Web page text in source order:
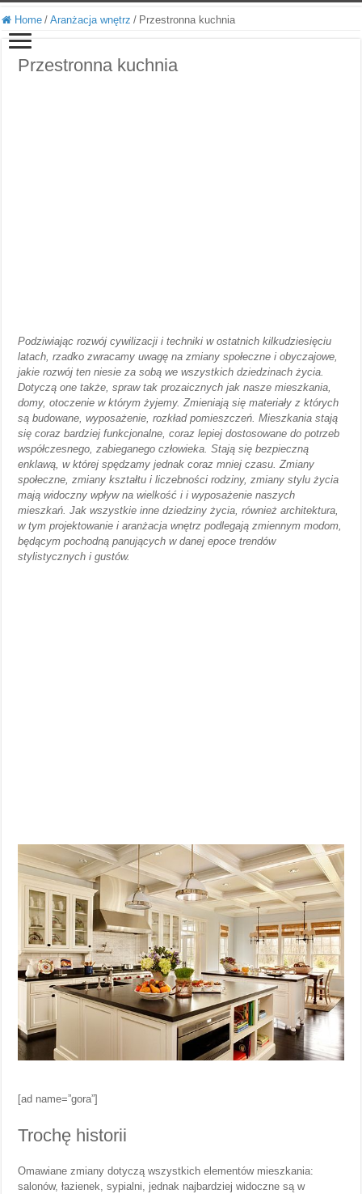
Home / Aranżacja wnętrz / Przestronna kuchnia
Przestronna kuchnia
Podziwiając rozwój cywilizacji i techniki w ostatnich kilkudziesięciu
latach, rzadko zwracamy uwagę na zmiany społeczne i obyczajowe,
jakie rozwój ten niesie za sobą we wszystkich dziedzinach życia.
Dotyczą one także, spraw tak prozaicznych jak nasze mieszkania,
domy, otoczenie w którym żyjemy. Zmieniają się materiały z których
są budowane, wyposażenie, rozkład pomieszczeń. Mieszkania stają
się coraz bardziej funkcjonalne, coraz lepiej dostosowane do potrzeb
współczesnego, zabieganego człowieka. Stają się bezpieczną
enklawą, w której spędzamy jednak coraz mniej czasu. Zmiany
społeczne, zmiany kształtu i liczebności rodziny, zmiany stylu życia
mają widoczny wpływ na wielkość i i wyposażenie naszych
mieszkań. Jak wszystkie inne dziedziny życia, również architektura,
w tym projektowanie i aranżacja wnętrz podlegają zmiennym modom,
będącym pochodną panujących w danej epoce trendów
stylistycznych i gustów.
[ad name=”gora”]
Trochę historii
Omawiane zmiany dotyczą wszystkich elementów mieszkania:
salonów, łazienek, sypialni, jednak najbardziej widoczne są w